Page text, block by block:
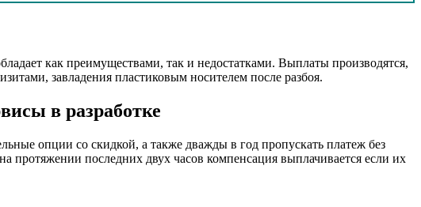
как преимуществами, так и недостатками. Выплаты производятся,
завладения пластиковым носителем после разбоя.
в разработке
опции со скидкой, а также дважды в год пропускать платеж без
протяжении последних двух часов компенсация выплачивается если их